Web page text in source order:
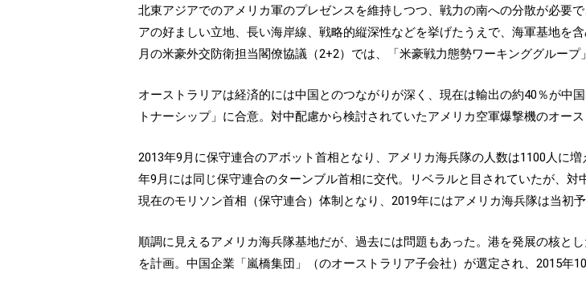
北東アジアでのアメリカ軍のプレゼンスを維持しつつ、戦力の南への分散が必要
アの好ましい立地、長い海岸線、戦略的縦深性などを挙げたうえで、海軍基地を
月の米豪外交防衛担当閣僚協議（2+2）では、「米豪戦力態勢ワーキンググループ
オーストラリアは経済的には中国とのつながりが深く、現在は輸出の約40％が中
トナーシップ」に合意。対中配慮から検討されていたアメリカ空軍爆撃機のオー
2013年9月に保守連合のアボット首相となり、アメリカ海兵隊の人数は1100人に
年9月には同じ保守連合のターンブル首相に交代。リベラルと目されていたが、
現在のモリソン首相（保守連合）体制となり、2019年にはアメリカ海兵隊は当初予
順調に見えるアメリカ海兵隊基地だが、過去には問題もあった。港を発展の核と
を計画。中国企業「嵐橋集団」（のオーストラリア子会社）が選定され、2015年